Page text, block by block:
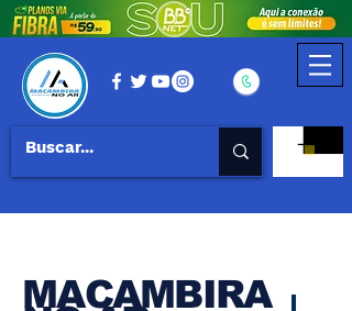
MACAMBIRA